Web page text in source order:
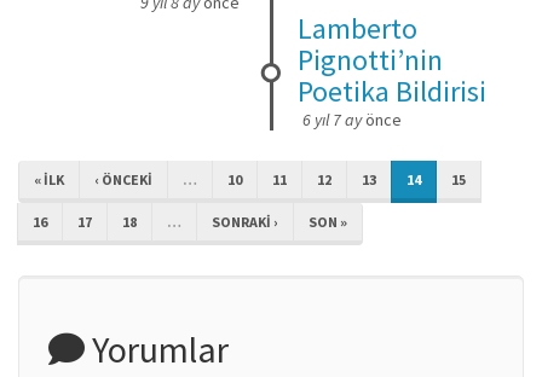
Lamberto
Pignotti’nin
Poetika Bildirisi
6 yıl 7 ayönce
« ILK ‹ ÖNCEKI … 10 11 12 13 14 15
16 17 18 … SONRAKI › SON »
Yorumlar